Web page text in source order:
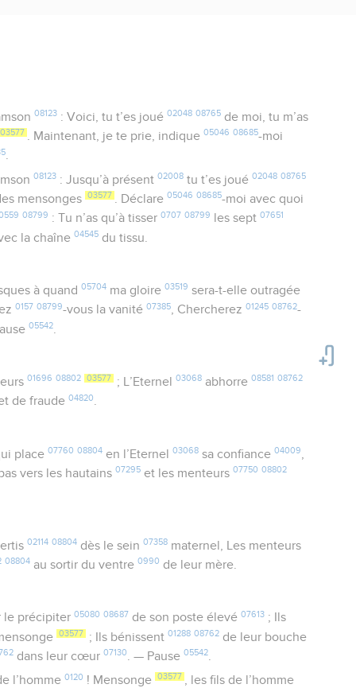
08123: Voici, tu t’es joué 02048 08765de moi, tu m’as
03577 . Maintenant, je te prie, indique05046 08685-moi
.
08123: Jusqu’à présent 02008tu t’es joué 02048 08765
mensonges 03577 . Déclare05046 08685-moi avec quoi
08799 : Tu n’as qu’à tisser0707 08799 les sept07651
la chaîne04545 du tissu.
à quand 05704ma gloire 03519 sera-t-elle outragée
0157 08799-vous la vanité07385, Chercherez01245 08762-
05542
01696 08802 03577 ; L’Eternel 03068abhorre 08581 08762
de fraude04820.
place 07760 08804en l’Eternel 03068sa confiance 04009
vers les hautains07295 et les menteurs07750 08802
02114 08804dès le sein 07358maternel, Les menteurs
08804 au sortir du ventre0990 de leur mère.
précipiter 05080 08687 de son poste élevé 07613; Ils
03577 ; Ils bénissent01288 08762 de leur bouche
dans leur cœur07130. — Pause05542.
l’homme 0120 ! Mensonge 03577 , les fils de l’homme